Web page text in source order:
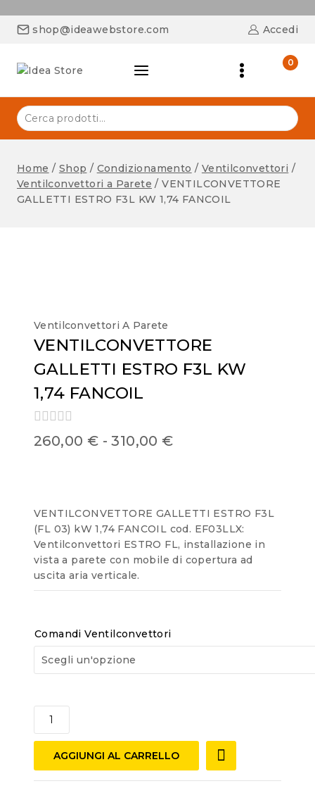
shop@ideawebstore.com Accedi
0
Home / Shop / Condizionamento / Ventilconvettori /
Ventilconvettori a Parete / VENTILCONVETTORE
GALLETTI ESTRO F3L KW 1,74 FANCOIL
Ventilconvettori A Parete
VENTILCONVETTORE
GALLETTI ESTRO F3L KW
1,74 FANCOIL
0
out
260,00 € - 310,00 €
VENTILCONVETTORE GALLETTI ESTRO F3L
(FL 03) kW 1,74 FANCOIL cod. EF03LLX:
Ventilconvettori ESTRO FL, installazione in
vista a parete con mobile di copertura ad
uscita aria verticale.
Comandi Ventilconvettori
AGGIUNGI AL CARRELLO